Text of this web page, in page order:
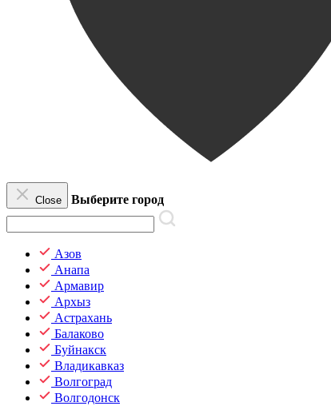
Close Выберите город
Азов
Анапа
Армавир
Архыз
Астрахань
Балаково
Буйнакск
Владикавказ
Волгоград
Волгодонск